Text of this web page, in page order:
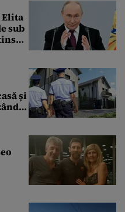
Elita
sub
și